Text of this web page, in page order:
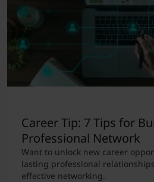
Career Tip: 7 Tips for
Professional Network
Want to unlock new career
lasting professional
effective networking.